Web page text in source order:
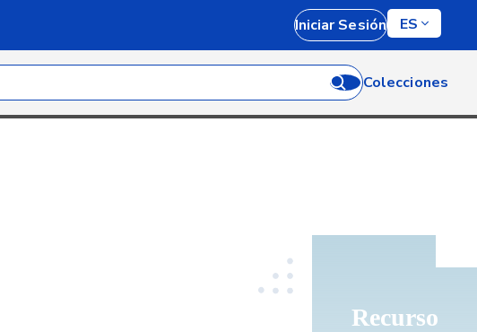
Iniciar Sesión ES
Colecciones
Recurso